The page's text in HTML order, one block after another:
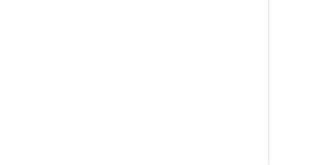
strategica. Per le aziende che